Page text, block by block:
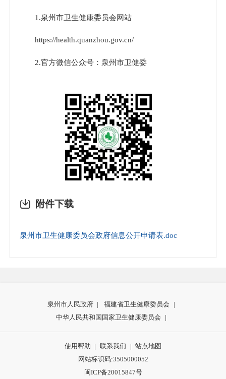
1.泉州市卫生健康委员会网站
https://health.quanzhou.gov.cn/
2.官方微信公众号：泉州市卫健委
3.广播、电视、报刊等其他形式
4.泉州市档案馆、泉州市图书馆设置的政府信息
联系电话：0595-22390890
联系电话：0595-22199085
附件下载
泉州市卫生健康委员会政府信息公开申请表.doc
泉州市人民政府 | 福建省卫生健康委员会
|
中华人民共和国国家卫生健康委员会
|
使用帮助 | 联系我们 | 站点地图
网站标识码:3505000052
闽ICP备20015847号